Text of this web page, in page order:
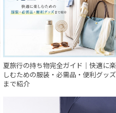
夏旅行の持ち物完全ガイド｜快適に楽
しむための服装・必需品・便利グッズ
まで紹介